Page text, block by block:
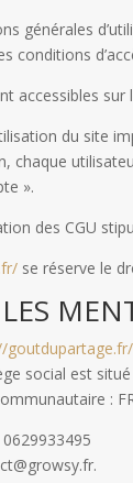
générales
conditions
accessibles sur
du site
chaque
».
des CGU
se réserve le
goutdupartage.fr/
social est situé
: